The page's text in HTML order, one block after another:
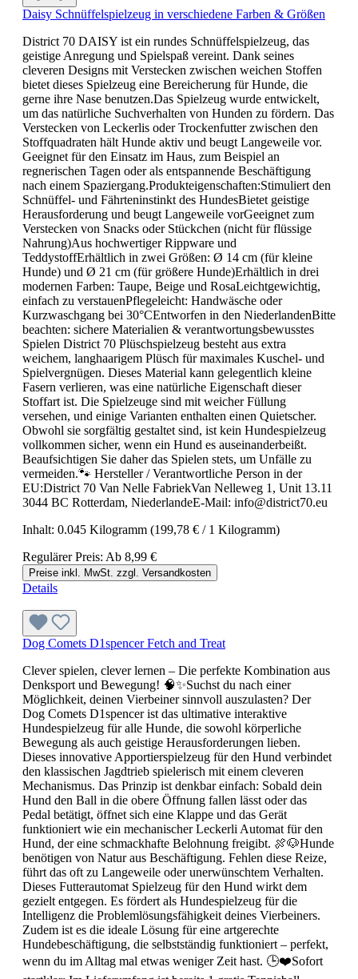
Daisy Schnüffelspielzeug in verschiedene Farben & Größen
District 70 DAISY ist ein rundes Schnüffelspielzeug, das
geistige Anregung und Spielspaß vereint. Dank seines
cleveren Designs mit Verstecken zwischen weichen Stoffen
bietet dieses Spielzeug eine Bereicherung für Hunde, die
gerne ihre Nase benutzen.Das Spielzeug wurde entwickelt,
um das natürliche Suchverhalten von Hunden zu fördern. Das
Verstecken von Leckerlis oder Trockenfutter zwischen den
Stoffquadraten hält Hunde aktiv und beugt Langeweile vor.
Geeignet für den Einsatz im Haus, zum Beispiel an
regnerischen Tagen oder als entspannende Beschäftigung
nach einem Spaziergang.Produkteigenschaften:Stimuliert den
Schnüffel- und Fährteninstinkt des HundesBietet geistige
Herausforderung und beugt Langeweile vorGeeignet zum
Verstecken von Snacks oder Stückchen (nicht für flüssige
Nahrung)Aus hochwertiger Rippware und
TeddystoffErhältlich in zwei Größen: Ø 14 cm (für kleine
Hunde) und Ø 21 cm (für größere Hunde)Erhältlich in drei
modernen Farben: Taupe, Beige und RosaLeichtgewichtig,
einfach zu verstauenPflegeleicht: Handwäsche oder
Kurzwaschgang bei 30°CEntworfen in den NiederlandenBitte
beachten: sichere Materialien & verantwortungsbewusstes
Spielen District 70 Plüschspielzeug besteht aus extra
weichem, langhaarigem Plüsch für maximales Kuschel- und
Spielvergnügen. Dieses Material kann gelegentlich kleine
Fasern verlieren, was eine natürliche Eigenschaft dieser
Stoffart ist. Die Spielzeuge sind mit weicher Füllung
versehen, und einige Varianten enthalten einen Quietscher.
Obwohl sie sorgfältig gestaltet sind, ist kein Hundespielzeug
vollkommen sicher, wenn ein Hund es auseinanderbeißt.
Beaufsichtigen Sie daher das Spielen stets, um Unfälle zu
vermeiden.🐾 Hersteller / Verantwortliche Person in der
EU:District 70 Van Nelle FabriekVan Nelleweg 1, Unit 13.11
3044 BC Rotterdam, NiederlandeE-Mail: info@district70.eu
Inhalt: 0.045 Kilogramm (199,78 € / 1 Kilogramm)
Regulärer Preis: Ab 8,99 €
Preise inkl. MwSt. zzgl. Versandkosten
Details
Dog Comets D1spencer Fetch and Treat
Clever spielen, clever lernen – Die perfekte Kombination aus
Denksport und Bewegung! 🧠✨Suchst du nach einer
Möglichkeit, deinen Vierbeiner sinnvoll auszulasten? Der
Dog Comets D1spencer ist das ultimative interaktive
Hundespielzeug für alle Hunde, die sowohl körperliche
Bewegung als auch geistige Herausforderungen lieben.
Dieses innovative Apportierspielzeug für den Hund verbindet
den klassischen Jagdtrieb spielerisch mit einem cleveren
Mechanismus. Das Prinzip ist denkbar einfach: Sobald dein
Hund den Ball in die obere Öffnung fallen lässt oder das
Pedal betätigt, öffnet sich eine Klappe und das Gerät
funktioniert wie ein mechanischer Leckerli Automat für den
Hund, der eine schmackhafte Belohnung freigibt. 🍖🐶Hunde
benötigen von Natur aus Beschäftigung. Fehlen diese Reize,
führt das oft zu Langeweile oder unerwünschtem Verhalten.
Dieses Futterautomat Spielzeug für den Hund wirkt dem
gezielt entgegen. Es fördert als Hundespielzeug für die
Intelligenz die Problemlösungsfähigkeit deines Vierbeiners.
Zudem ist es die ideale Lösung für eine artgerechte
Hundebeschäftigung, die selbstständig funktioniert – perfekt,
wenn du im Alltag mal etwas weniger Zeit hast. 🕒❤️Sofort